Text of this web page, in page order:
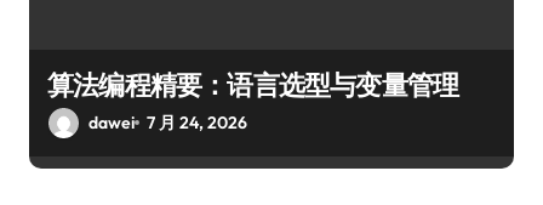
算法编程精要：语言选型与变量管理
dawei 7 月 24, 2026